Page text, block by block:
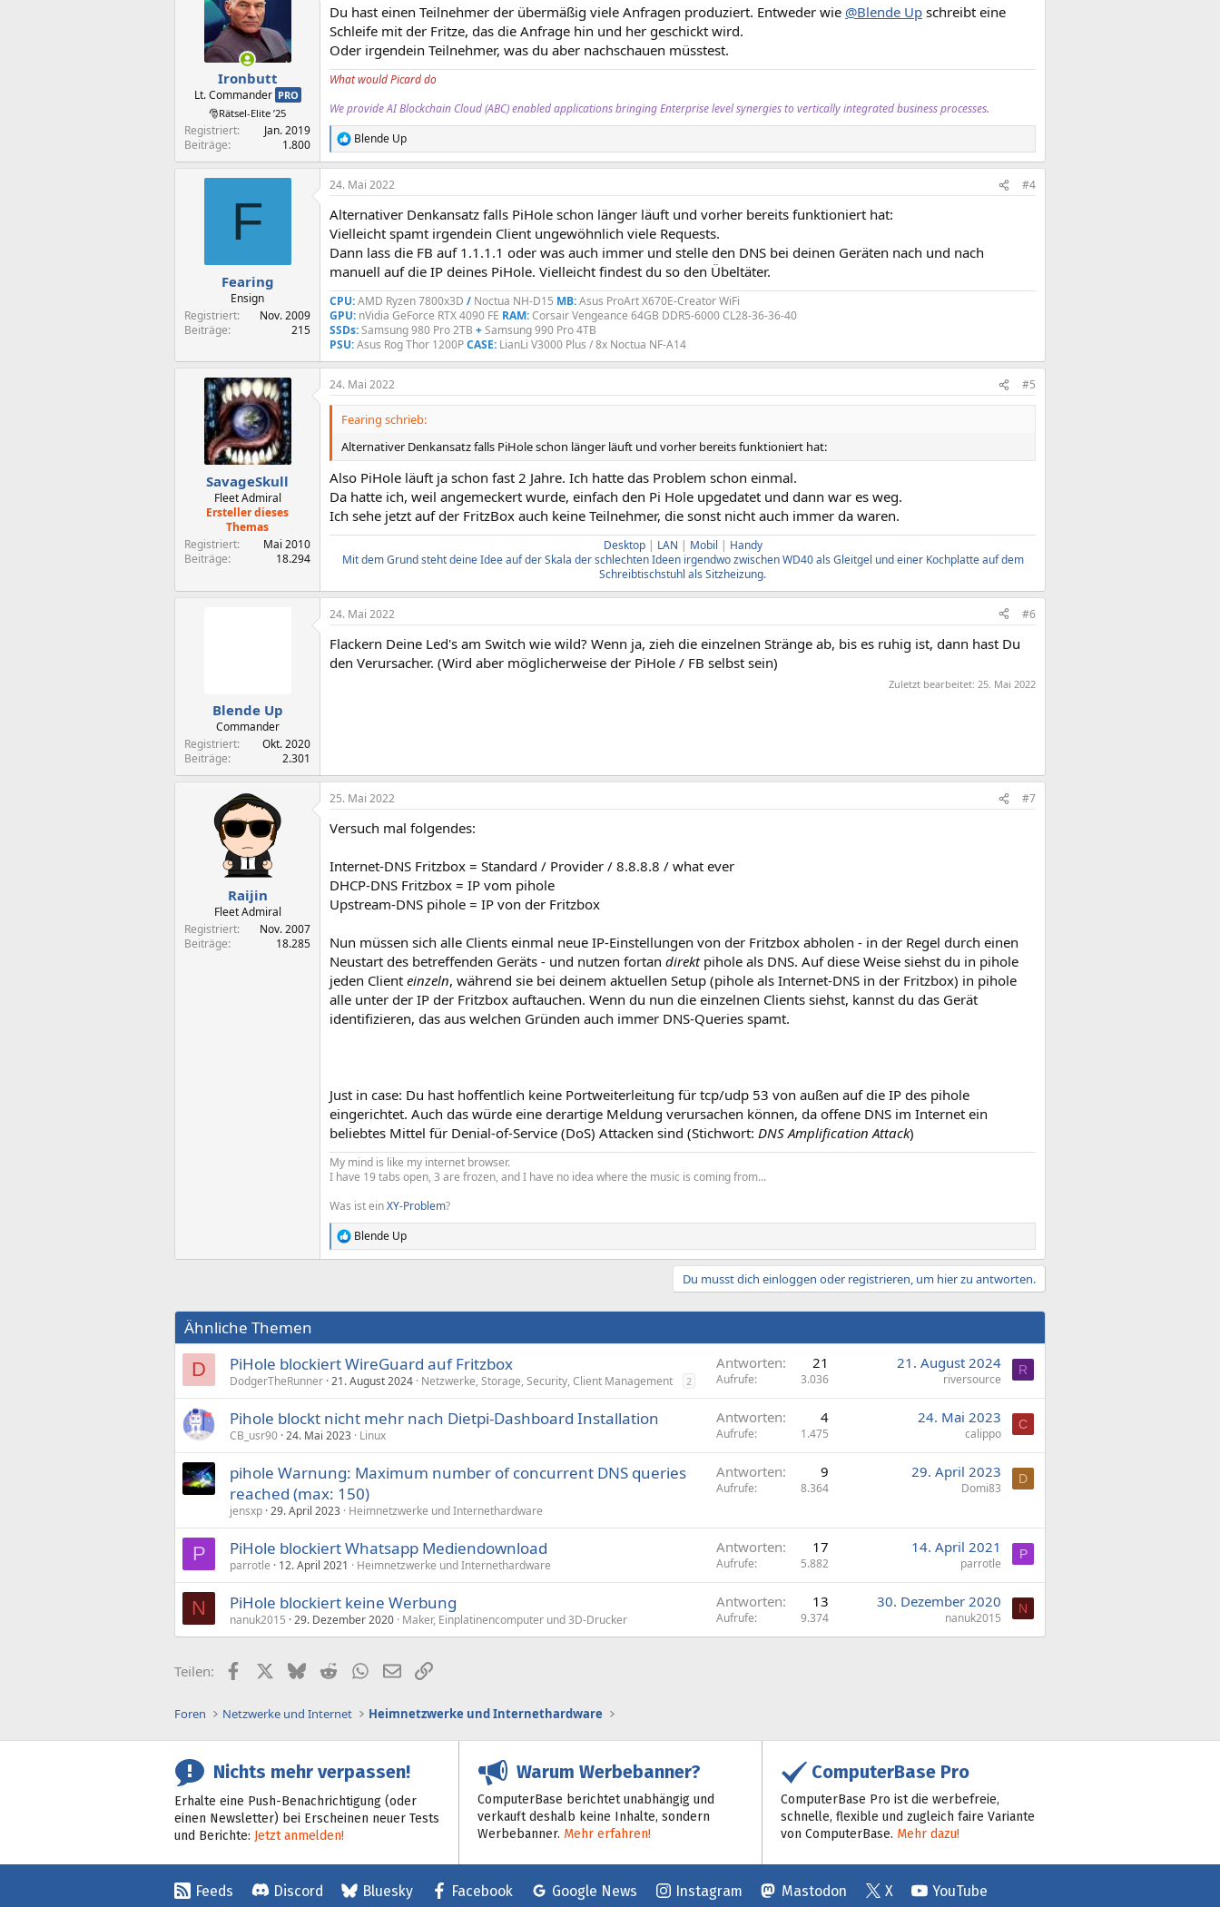
i
o
n
e
n
:
Ironbutt
Lt. Commander PRO
🎅Rätsel-Elite ’25
Registriert
Jan. 2019
Beiträge
1.800
Du hast einen Teilnehmer der übermäßig viele Anfragen produziert. Entweder wie @Blende Up schreibt eine
Schleife mit der Fritze, das die Anfrage hin und her geschickt wird.
Oder irgendein Teilnehmer, was du aber nachschauen müsstest.
What would Picard do
We provide AI Blockchain Cloud (ABC) enabled applications bringing Enterprise level synergies to vertically integrated business processes.
R
e
a
k
i
o
n
e
n
:
Blende Up
F
Fearing
Ensign
Registriert
Nov. 2009
Beiträge
215
24. Mai 2022 #4
Alternativer Denkansatz falls PiHole schon länger läuft und vorher bereits funktioniert hat:
Vielleicht spamt irgendein Client ungewöhnlich viele Requests.
Dann lass die FB auf 1.1.1.1 oder was auch immer und stelle den DNS bei deinen Geräten nach und nach
manuell auf die IP deines PiHole. Vielleicht findest du so den Übeltäter.
CPU:AMD Ryzen 7800x3D / Noctua NH-D15 MB:Asus ProArt X670E-Creator WiFi
GPU: nVidia GeForce RTX 4090 FE RAM:Corsair Vengeance 64GB DDR5-6000 CL28-36-36-40
SSDs:Samsung 980 Pro2TB +Samsung 990 Pro4TB
PSU:Asus Rog Thor 1200PCASE: LianLi V3000 Plus / 8x Noctua NF-A14
SavageSkull
Fleet Admiral
Ersteller dieses
Themas
Registriert
Mai 2010
Beiträge
18.294
24. Mai 2022 #5
Fearing schrieb:
Alternativer Denkansatz falls PiHole schon länger läuft und vorher bereits funktioniert hat:
Also PiHole läuft ja schon fast 2 Jahre. Ich hatte das Problem schon einmal.
Da hatte ich, weil angemeckert wurde, einfach den Pi Hole upgedatet und dann war es weg.
Ich sehe jetzt auf der FritzBox auch keine Teilnehmer, die sonst nicht auch immer da waren.
Desktop| LAN | Mobil | Handy
Mit dem Grund steht deine Idee auf der Skala der schlechten Ideen irgendwo zwischen WD40 als Gleitgel und einer Kochplatte auf dem
Schreibtischstuhl als Sitzheizung.
Blende Up
Commander
Registriert
Okt. 2020
Beiträge
2.301
24. Mai 2022 #6
Flackern Deine Led's am Switch wie wild? Wenn ja, zieh die einzelnen Stränge ab, bis es ruhig ist, dann hast Du
den Verursacher. (Wird aber möglicherweise der PiHole / FB selbst sein)
Zuletzt bearbeitet: 25. Mai 2022
Raijin
Fleet Admiral
Registriert
Nov. 2007
Beiträge
18.285
25. Mai 2022 #7
Versuch mal folgendes:
Internet-DNS Fritzbox = Standard / Provider / 8.8.8.8 / what ever
DHCP-DNS Fritzbox = IP vom pihole
Upstream-DNS pihole = IP von der Fritzbox
Nun müssen sich alle Clients einmal neue IP-Einstellungen von der Fritzbox abholen - in der Regel durch einen
Neustart des betreffenden Geräts - und nutzen fortan direktpihole als DNS. Auf diese Weise siehst du in pihole
jeden Client einzeln, während sie bei deinem aktuellen Setup (pihole als Internet-DNS in der Fritzbox) in pihole
alle unter der IP der Fritzbox auftauchen. Wenn du nun die einzelnen Clients siehst, kannst du das Gerät
identifizieren, das aus welchen Gründen auch immer DNS-Queries spamt.
Just in case: Du hast hoffentlich keine Portweiterleitung für tcp/udp 53 von außen auf die IP des pihole
eingerichtet. Auch das würde eine derartige Meldung verursachen können, da offene DNS im Internet ein
beliebtes Mittel für Denial-of-Service (DoS) Attacken sind (Stichwort: DNS Amplification Attack)
My mind is like my internet browser.
I have 19 tabs open, 3 are frozen, and I have no idea where the music is coming from...
Was ist einXY-Problem?
R
e
i
n
e
n
:
Blende Up
Du musst dich einloggen oder registrieren, um hier zu antworten.
Ähnliche Themen
D PiHole blockiert WireGuard auf Fritzbox
DodgerTheRunner 21. August 2024 Netzwerke, Storage, Security, Client Management 2
Antworten 21
Aufrufe 3.036
21. August 2024
riversource
R
Pihole blockt nicht mehr nach Dietpi-Dashboard Installation
CB_usr90 24. Mai 2023 Linux
Antworten 4
Aufrufe 1.475
24. Mai 2023
calippo
C
pihole Warnung: Maximum number of concurrent DNS queries
reached (max: 150)
jensxp 29. April 2023 Heimnetzwerke und Internethardware
Antworten 9
Aufrufe 8.364
29. April 2023
Domi83
D
P PiHole blockiert Whatsapp Mediendownload
parrotle 12. April 2021 Heimnetzwerke und Internethardware
Antworten 17
Aufrufe 5.882
14. April 2021
parrotle
P
N PiHole blockiert keine Werbung
nanuk2015 29. Dezember 2020 Maker, Einplatinencomputer und 3D-Drucker
Antworten 13
Aufrufe 9.374
30. Dezember 2020
nanuk2015
N
Teilen: FacebookX (Twitter)
BlueskyRedditWhatsApp
E-MailLink
Foren Netzwerke und Internet Heimnetzwerke und Internethardware
Nichts mehr verpassen!
Erhalte eine Push-Benachrichtigung (oder
einen Newsletter) bei Erscheinen neuer Tests
und Berichte: Jetzt anmelden!
Warum Werbebanner?
ComputerBase berichtet unabhängig und
verkauft deshalb keine Inhalte, sondern
Werbebanner. Mehr erfahren!
ComputerBase Pro
ComputerBase Pro ist die werbefreie,
schnelle, flexible und zugleich faire Variante
von ComputerBase. Mehr dazu!
Feeds Discord Bluesky Facebook Google News Instagram Mastodon X YouTube